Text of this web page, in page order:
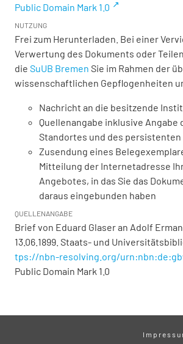
Public Domain Mark 1.0
NUTZUNG
Frei zum Herunterladen. Bei einer
Verwertung des Dokuments oder
die SuUB Bremen Sie im Rahmen der
wissenschaftlichen Gepflogenheiten
Nachricht an die besitzende
Quellenangabe inklusive Angabe
Standortes und des
Zusendung eines
Mitteilung der Internetadresse
Angebotes, in das Sie das
daraus eingebunden haben
QUELLENANGABE
Brief von Eduard Glaser an Adolf
13.06.1899. Staats- und
tps://nbn-resolving.org/
Public Domain Mark 1.0